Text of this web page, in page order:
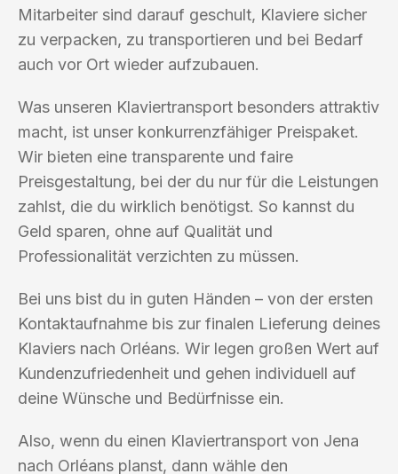
Mitarbeiter sind darauf geschult, Klaviere sicher
zu verpacken, zu transportieren und bei Bedarf
auch vor Ort wieder aufzubauen.
Was unseren Klaviertransport besonders attraktiv
macht, ist unser konkurrenzfähiger Preispaket.
Wir bieten eine transparente und faire
Preisgestaltung, bei der du nur für die Leistungen
zahlst, die du wirklich benötigst. So kannst du
Geld sparen, ohne auf Qualität und
Professionalität verzichten zu müssen.
Bei uns bist du in guten Händen – von der ersten
Kontaktaufnahme bis zur finalen Lieferung deines
Klaviers nach Orléans. Wir legen großen Wert auf
Kundenzufriedenheit und gehen individuell auf
deine Wünsche und Bedürfnisse ein.
Also, wenn du einen Klaviertransport von Jena
nach Orléans planst, dann wähle den